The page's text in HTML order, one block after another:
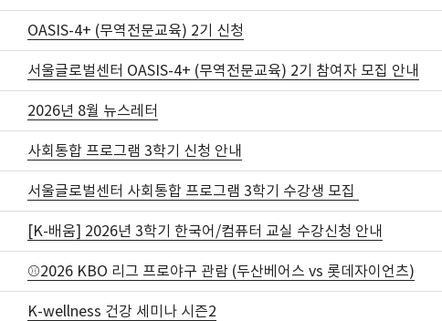
OASIS-4+ (무역전문교육) 2기 신청
서울글로벌센터 OASIS-4+ (무역전문교육) 2기 참여자 모집 안내
2026년 8월 뉴스레터
사회통합 프로그램 3학기 신청 안내
서울글로벌센터 사회통합 프로그램 3학기 수강생 모집
[K-배움] 2026년 3학기 한국어/컴퓨터 교실 수강신청 안내
⚾2026 KBO 리그 프로야구 관람 (두산베어스 vs 롯데자이언츠)
K-wellness 건강 세미나 시즌2